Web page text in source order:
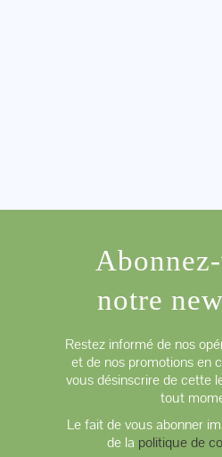
notre
Restez informé de nos
et de nos promotions en
vous désinscrire de cette
tout
Le fait de vous abonner
de la politique de